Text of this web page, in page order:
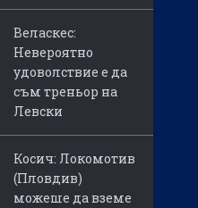
Веласкес:
Невероятно
удоволствие е да
съм треньор на
Левски
Косич: Локомотив
(Пловдив)
можеше да вземе